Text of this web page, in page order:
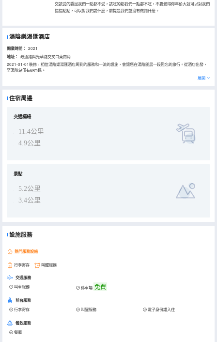
交該受的委屈我們一點都不受，該吃的虧我們一點都不吃，不要覺得你年齡大就可以對我們
指指點點，可以對我們説什麼，前提是我們並沒有做錯什麼。
湯陰樂湯匯酒店
開業時間： 2021
地址：
政通路與光華路交叉口東南角
2021-01-01裝修，相信湯陰樂湯匯酒店周到的服務和一流的設施，會讓您在湯陰開展一段難忘的旅行。從酒店出發，
至湯陰站僅有6km遠。
所有極具特色的客房都配備有空調，讓您感受到更加貼心細緻的入住體驗。除此之外，配備有拖鞋、24小時熱水和吹風
展開
住宿周邊
交通樞紐
11.4公里
4.9公里
景點
5.2公里
3.4公里
設施服務
熱門服務設施
行李寄存 叫醒服務
交通服務
叫車服務 停車場 免費
前台服務
行李寄存 叫醒服務 電子身份證入住
餐飲服務
餐廳